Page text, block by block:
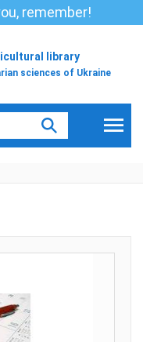
remember!
library
sciences of Ukraine